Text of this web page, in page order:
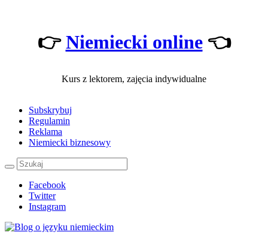
👉Niemiecki online👈
Kurs z lektorem, zajęcia indywidualne
Subskrybuj
Regulamin
Reklama
Niemiecki biznesowy
Facebook
Twitter
Instagram